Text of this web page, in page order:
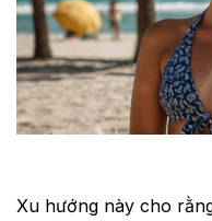
Xu hướng này cho